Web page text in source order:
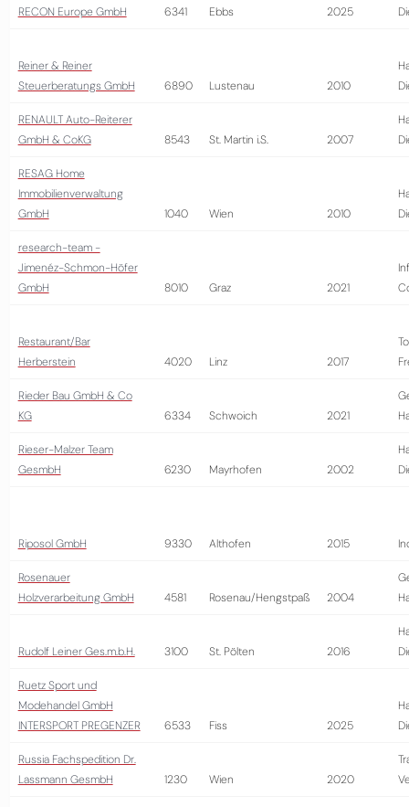
RECON Europe GmbH 6341 Ebbs 2025
Reiner & Reiner
Steuerberatungs GmbH
6890 Lustenau 2010
RENAULT Auto-Reiterer
GmbH & CoKG
8543 St. Martin i.S. 2007
RESAG Home
Immobilienverwaltung
GmbH
1040 Wien 2010
research-team -
Jimenéz-Schmon-Höfer
GmbH
8010 Graz 2021
Restaurant/Bar
Herberstein
4020 Linz 2017
Rieder Bau GmbH & Co
KG
6334 Schwoich 2021
Rieser-Malzer Team
GesmbH
6230 Mayrhofen 2002
Riposol GmbH 9330 Althofen 2015
Rosenauer
Holzverarbeitung GmbH
4581 Rosenau/Hengstpaß 2004
Rudolf Leiner Ges.m.b.H. 3100 St. Pölten 2016
Ruetz Sport und
Modehandel GmbH
INTERSPORT PREGENZER
6533 Fiss 2025
Russia Fachspedition Dr.
Lassmann GesmbH
1230 Wien 2020